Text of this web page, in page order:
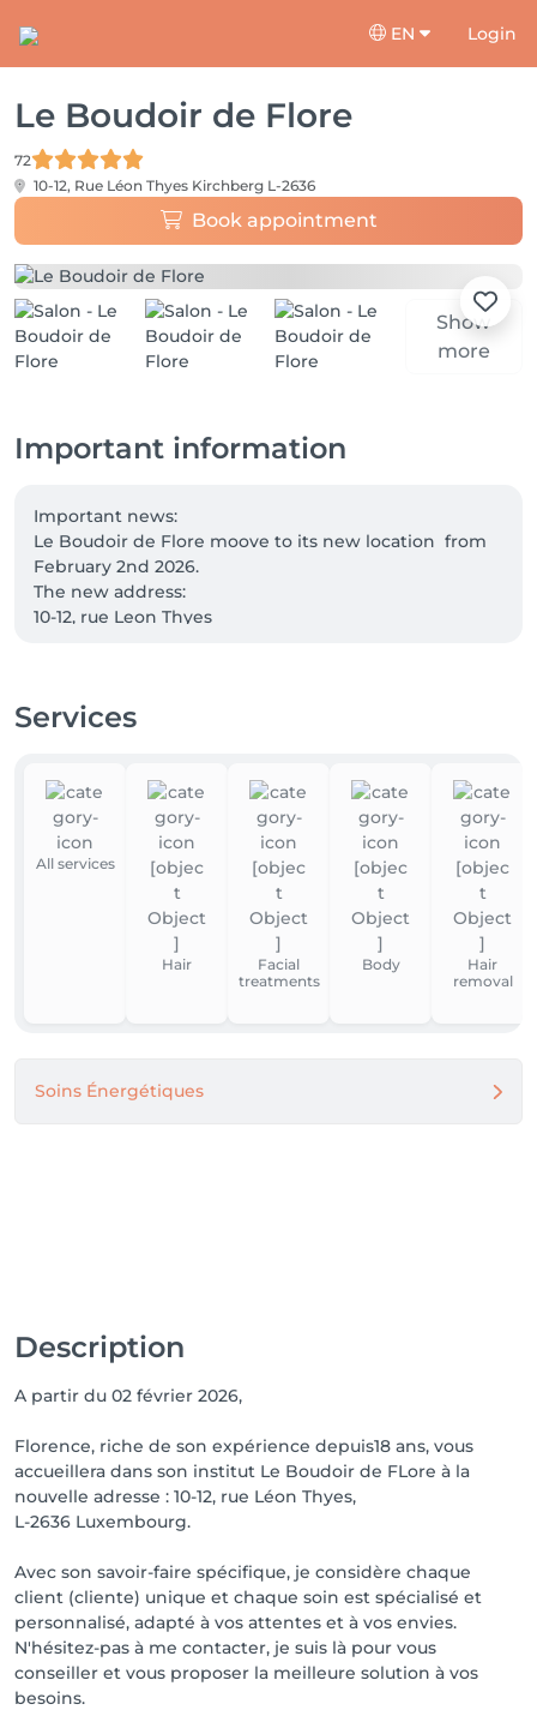
EN Login
Le Boudoir de Flore
72
10-12, Rue Léon Thyes Kirchberg L-2636
Book appointment
Show
more
Important information
Important news:
Le Boudoir de Flore moove to its new location  from
February 2nd 2026.
The new address:
10-12, rue Leon Thyes
E-mail address : fgrilliere@lbdf.lu
Services
All services
Hair
Facial
treatments
Body
Hair
removal
Soins Énergétiques
Description
A partir du 02 février 2026,
Florence, riche de son expérience depuis18 ans, vous
accueillera dans son institut Le Boudoir de FLore à la
nouvelle adresse : 10-12, rue Léon Thyes,
L-2636 Luxembourg.
Avec son savoir-faire spécifique, je considère chaque
client (cliente) unique et chaque soin est spécialisé et
personnalisé, adapté à vos attentes et à vos envies.
N'hésitez-pas à me contacter, je suis là pour vous
conseiller et vous proposer la meilleure solution à vos
besoins.